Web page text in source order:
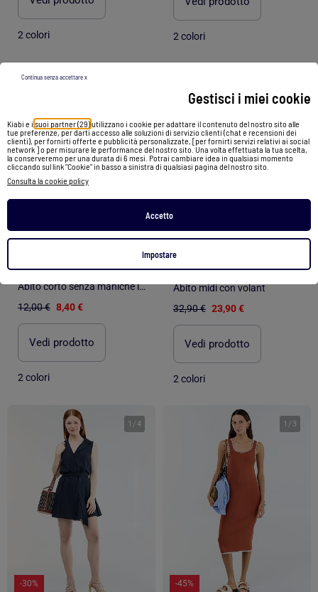
Gestisci i miei cookie
Kiabi e i suoi partner (29)utilizzano i cookie per adattare il contenuto del nostro sito alle
tue preferenze, per darti accesso alle soluzioni di servizio clienti (chat e recensioni dei
clienti), per fornirti offerte e pubblicità personalizzate, [per fornirti servizi relativi ai social
network ] o per misurare le performance del nostro sito. Una volta effettuata la tua scelta,
la conserveremo per una durata di 6 mesi. Potrai cambiare idea in qualsiasi momento
cliccando sul link "Cookie" in basso a sinistra di qualsiasi pagina del nostro sito.
Consulta la cookie policy
Accetto
Impostare
Continua senza accettare x
2 colori 2 colori
-30%
Abito corto senza maniche in tessuto a costine
12,00 € 8,40 €
Vedi prodotto
2 colori
-27%
Abito midi con volant
32,90 € 23,90 €
Vedi prodotto
2 colori
1 /4
-30%
1 / 3
-45%